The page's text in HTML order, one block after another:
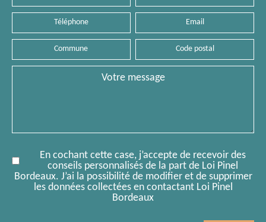
Téléphone
Commune
postal
En cochant cette case, j’accepte de recevoir des
conseils personnalisés de la part de Loi Pinel
Bordeaux. J’ai la possibilité de modifier et de supprimer
les données collectées en contactant Loi Pinel
Bordeaux